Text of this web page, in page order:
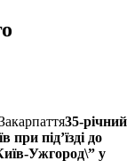
35-річний
під’їзді до
Ужгород\” у